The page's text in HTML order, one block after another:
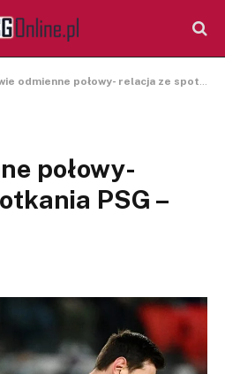
odmienne połowy- relacja ze spotkania PSG – Juventus
połowy-
PSG –